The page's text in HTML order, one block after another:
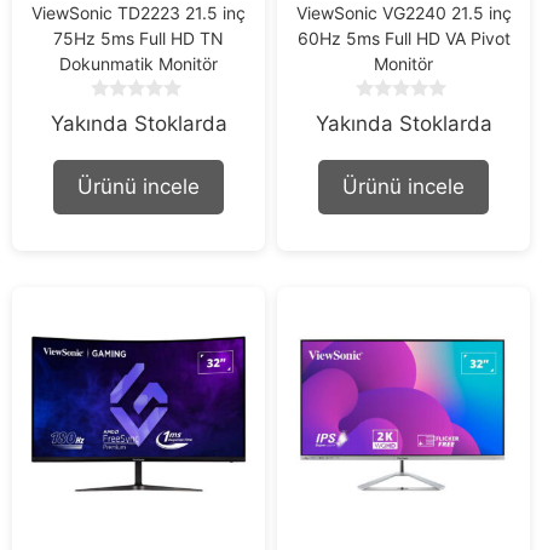
ViewSonic TD2223 21.5 inç
75Hz 5ms Full HD TN
Dokunmatik Monitör
o
o
f
Yakında Stoklarda
Ürünü incele
ViewSonic VG2240 21.5 inç
60Hz 5ms Full HD VA Pivot
Monitör
o
o
f
Yakında Stoklarda
Ürünü incele